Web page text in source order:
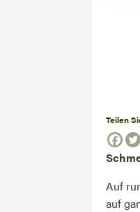
Teilen
Auf
auf